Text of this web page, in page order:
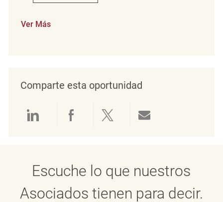
Ver Más
Comparte esta oportunidad
Compartir a través de LinkedIn
Compartir a través de
Compartir a través
Escuche lo que nuestros
Asociados tienen para decir.